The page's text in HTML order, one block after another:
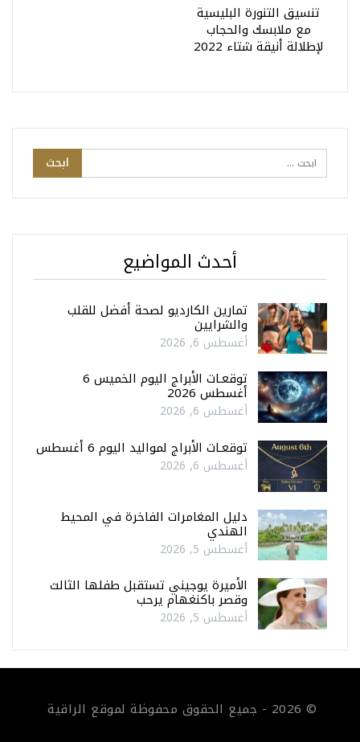
تنسيق التنورة البليسية
مع ملابسك والحجاب
لإطلالة أنيقة شتاء 2022
أحدث المواضيع
تمارين الكارديو لصحة أفضل للقلب
والشرايين
أغسطس 6, 2026
توقعـات الأبراج اليوم الخميس 6
أغسطس 2026
أغسطس 6, 2026
توقعـات الأبراج لمواليد اليوم 6 أغسطس
أغسطس 6, 2026
دليل المغامرات الفاخرة في المحيط
الهندي
أغسطس 5, 2026
الأميرة يوجيني تستقبل طفلها الثالث
وقصر باكنغهام يرحب
أغسطس 5, 2026
© 2026 - جميع الحقوق محفوظة لموقع الراقية